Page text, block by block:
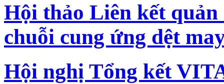
Hội thảo Liên kết
chuỗi cung ứng dệt
Hội nghị Tổng kết